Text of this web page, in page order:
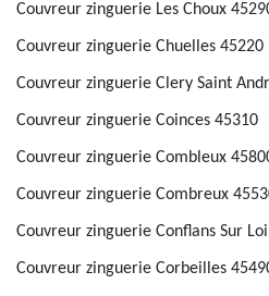
Couvreur zinguerie Les Choux
Couvreur zinguerie Chuelles 45220
Couvreur zinguerie Clery Saint
Couvreur zinguerie Coinces 45310
Couvreur zinguerie Combleux
Couvreur zinguerie Combreux
Couvreur zinguerie Conflans Sur
Couvreur zinguerie Corbeilles